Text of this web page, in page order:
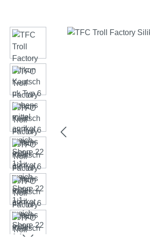
Bildergalerie überspringen